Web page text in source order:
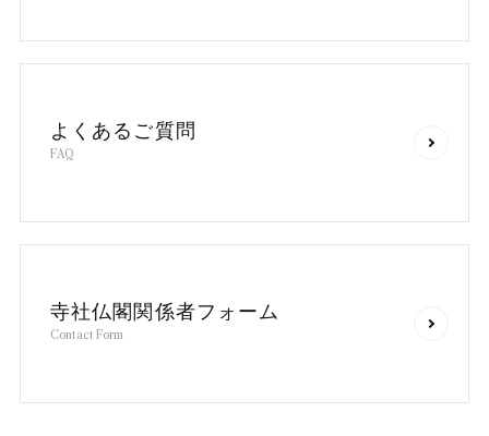
よ く ある ご質問
FAQ
寺社仏閣 関係者フ ォ ー ム
Contact Form